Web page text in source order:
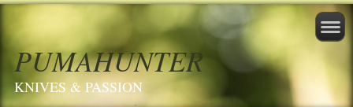
PUMAHUNTER
KNIVES & PASSION